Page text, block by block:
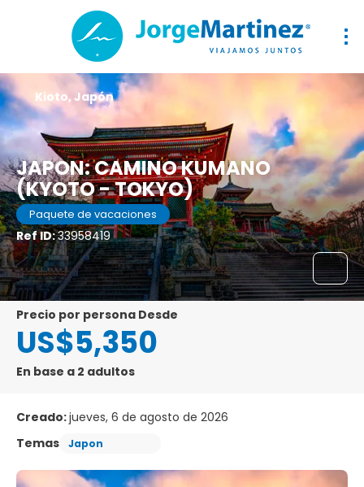
JAPON: CAMINO KUMANO
(KYOTO - TOKYO)
Paquete de vacaciones
Ref ID:33958419
Kioto, Japón
precio por persona Desde
US$5,350
En base a 2 adultos
Creado:jueves, 6 de agosto de 2026
Temas
Japon